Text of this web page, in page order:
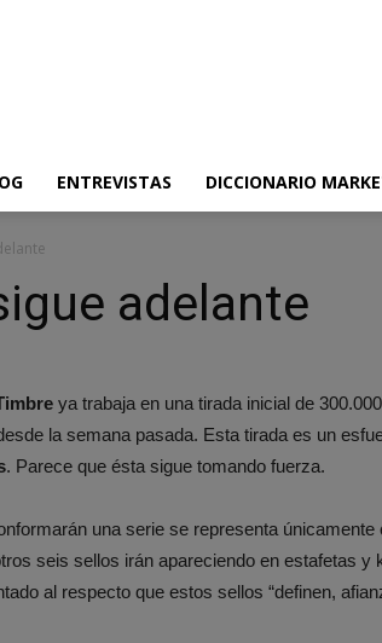
ENTREVISTAS DICCIONARIO
adelante
ya trabaja en una tirada inicial de
la semana pasada. Esta tirada es un
. Parece que ésta sigue tomando fuerza.
una serie se representa únicamente
seis sellos irán apareciendo en estafetas
al respecto que estos sellos “definen,